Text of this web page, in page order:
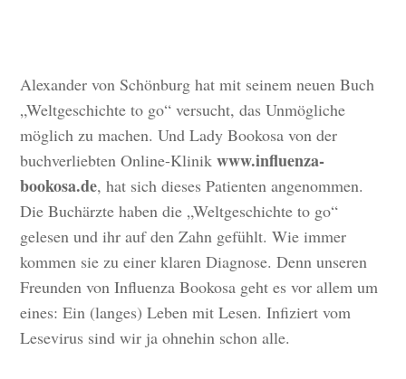
Alexander von Schönburg hat mit seinem neuen Buch
„Weltgeschichte to go“ versucht, das Unmögliche
möglich zu machen. Und Lady Bookosa von der
buchverliebten Online-Klinikwww.influenza-
bookosa.de, hat sich dieses Patienten angenommen.
Die Buchärzte haben die „Weltgeschichte to go“
gelesen und ihr auf den Zahn gefühlt. Wie immer
kommen sie zu einer klaren Diagnose. Denn unseren
Freunden von Influenza Bookosa geht es vor allem um
eines: Ein (langes) Leben mit Lesen. Infiziert vom
Lesevirus sind wir ja ohnehin schon alle.